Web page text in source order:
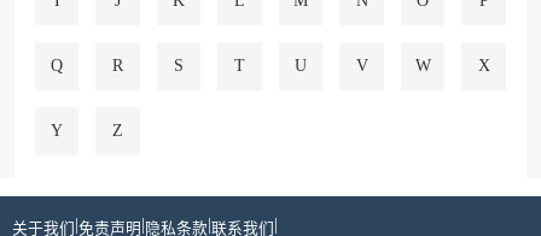
Q R S T U V W X
Y Z
关于我们 免责声明 隐私条款 联系我们